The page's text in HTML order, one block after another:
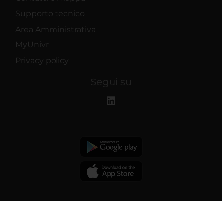
Supporto tecnico
Area Amministrativa
MyUnivr
Privacy policy
Segui su